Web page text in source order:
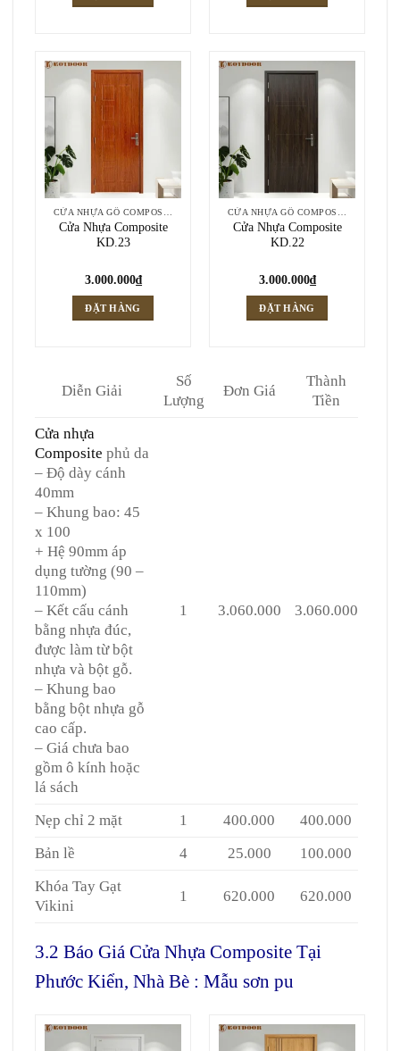
CỬA NHỰA GỖ COMPOSITE
Cửa Nhựa Composite
KD.23
3.000.000₫
ĐẶT HÀNG
CỬA NHỰA GỖ COMPOSITE
Cửa Nhựa Composite
KD.22
3.000.000₫
ĐẶT HÀNG
Diễn Giải
Số
Lượng
Đơn Giá
Thành
Tiền
Cửa nhựa
Composite phủ da
– Độ dày cánh
40mm
– Khung bao: 45
x 100
+ Hệ 90mm áp
dụng tường (90 –
110mm)
– Kết cấu cánh
bằng nhựa đúc,
được làm từ bột
nhựa và bột gỗ.
– Khung bao
bằng bột nhựa gỗ
cao cấp.
– Giá chưa bao
gồm ô kính hoặc
lá sách
1 3.060.000 3.060.000
Nẹp chỉ 2 mặt 1 400.000
400.000
Bản lề
4 25.000
100.000
Khóa Tay Gạt
Vikini
1 620.000 620.000
3.2 Báo Giá Cửa Nhựa Composite Tại
Phước Kiển, Nhà Bè : Mẫu sơn pu